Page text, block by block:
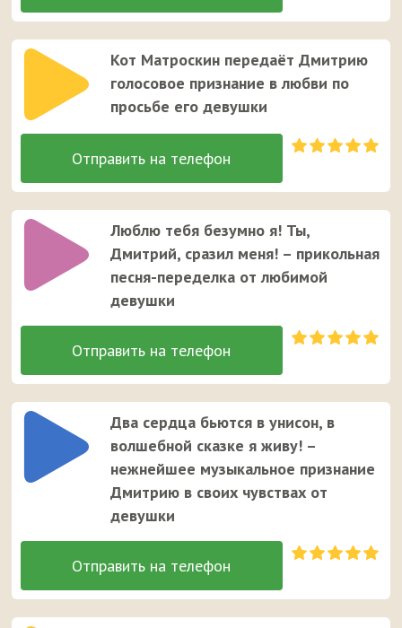
Кот Матроскин передаёт Дмитрию
голосовое признание в любви по
просьбе его девушки
Люблю тебя безумно я! Ты,
Дмитрий, сразил меня! – прикольная
песня-переделка от любимой
девушки
Два сердца бьются в унисон, в
волшебной сказке я живу! –
нежнейшее музыкальное признание
Дмитрию в своих чувствах от
девушки